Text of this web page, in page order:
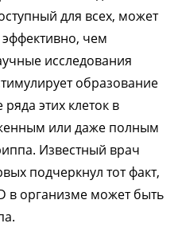
для всех, может
чем
исследования
образование
этих клеток в
или даже полным
Известный врач
подчеркнул тот факт,
в организме может быть